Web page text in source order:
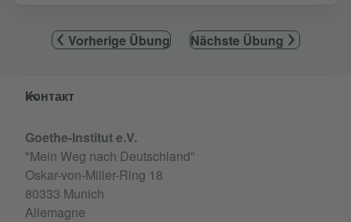
Vorherige Übung Nächste Übung
Service- und Informationsbereich
Контакт
Goethe-Institut e.V.
"Mein Weg nach Deutschland"
Oskar-von-Miller-Ring 18
80333 Munich
Allemagne